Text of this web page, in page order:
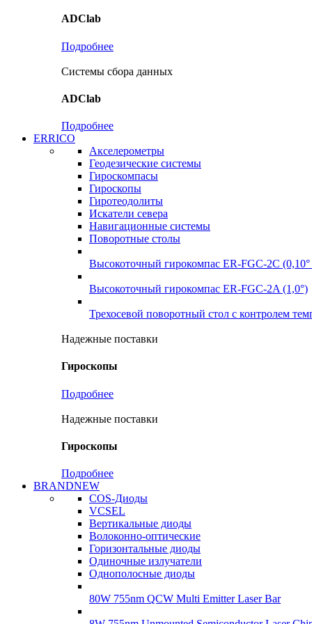
ADClab
Подробнее
Системы сбора данных
ADClab
Подробнее
ERRICO
Акселерометры
Геодезические системы
Гироскомпасы
Гироскопы
Гиротеодолиты
Искатели севера
Навигационные системы
Поворотные столы
Высокоточный гирокомпас ER-FGC-2C (0,10°
Высокоточный гирокомпас ER-FGC-2A (1,0°)
Трехосевой поворотный стол с контролем
Надежные поставки
Гироскопы
Подробнее
Надежные поставки
Гироскопы
Подробнее
BRANDNEW
COS-Диоды
VCSEL
Вертикальные диоды
Волоконно-оптические
Горизонтальные диоды
Одиночные излучатели
Однополосные диоды
80W 755nm QCW Multi Emitter Laser Bar